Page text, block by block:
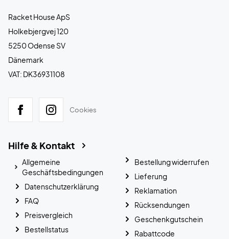
Racket House ApS
Holkebjergvej 120
5250 Odense SV
Dänemark
VAT: DK36931108
Cookies
Hilfe & Kontakt
Allgemeine
Geschäftsbedingungen
Datenschutzerklärung
FAQ
Preisvergleich
Bestellstatus
Bestellung widerrufen
Lieferung
Reklamation
Rücksendungen
Geschenkgutschein
Rabattcode